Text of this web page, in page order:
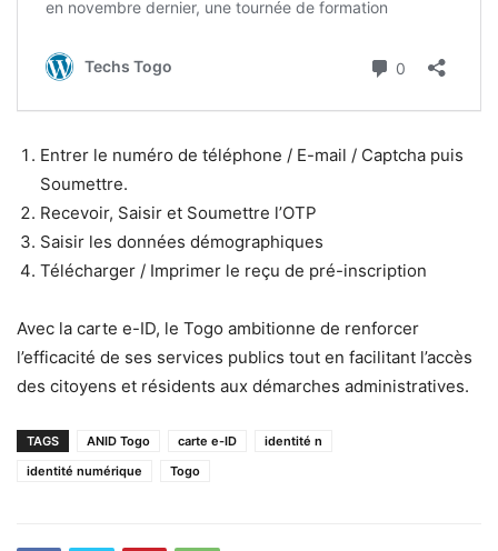
Entrer le numéro de téléphone / E-mail / Captcha puis
Soumettre.
Recevoir, Saisir et Soumettre l’OTP
Saisir les données démographiques
Télécharger / Imprimer le reçu de pré-inscription
Avec la carte e-ID, le Togo ambitionne de renforcer
l’efficacité de ses services publics tout en facilitant l’accès
des citoyens et résidents aux démarches administratives.
TAGS ANID Togo carte e-ID
identité n
identité numérique
Togo